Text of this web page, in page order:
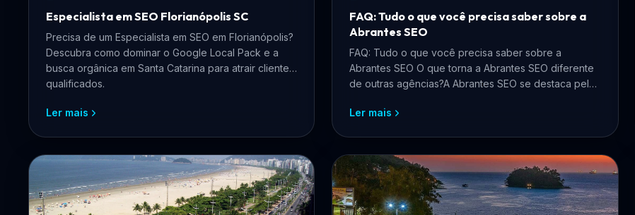
Especialista em SEO Florianópolis SC
Precisa de um Especialista em SEO em Florianópolis?
Descubra como dominar o Google Local Pack e a
busca orgânica em Santa Catarina para atrair clientes
qualificados.
Ler mais
FAQ: Tudo o que você precisa saber sobre a
Abrantes SEO
FAQ: Tudo o que você precisa saber sobre a
Abrantes SEO O que torna a Abrantes SEO diferente
de outras agências?A Abrantes SEO se destaca pela
Ler mais